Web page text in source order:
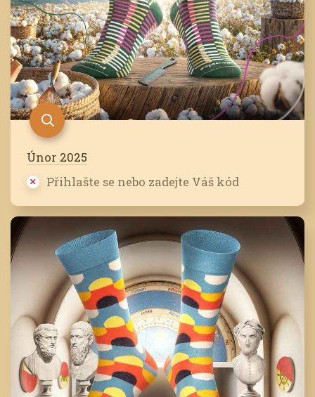
Únor 2025
Přihlašte se nebo zadejte Váš kód